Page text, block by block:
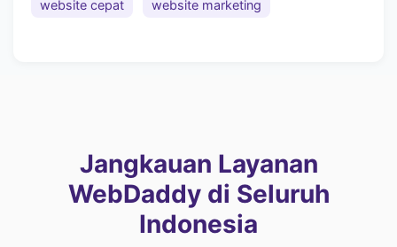
website cepat
website marketing
Jangkauan Layanan
WebDaddy di Seluruh
Indonesia